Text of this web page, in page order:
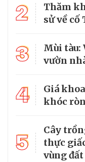
2
Thăm
sử về
3
Mùi tàu:
vườn
4
Giá
khóc
5
Cây
thực
vùng